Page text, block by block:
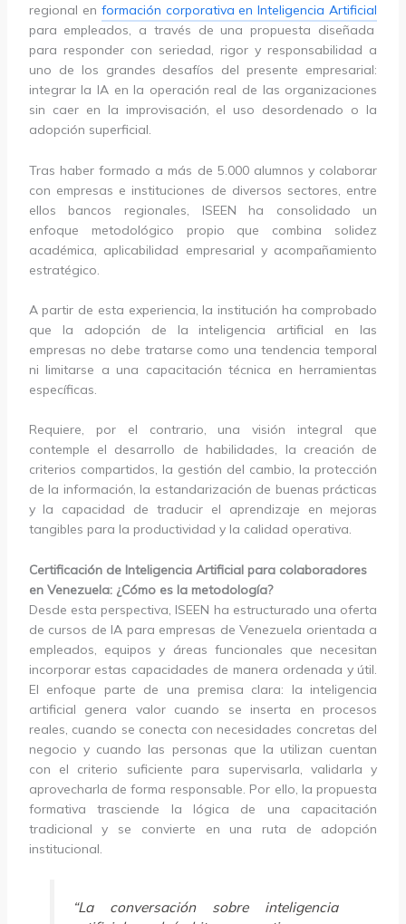
regional en formación corporativa en Inteligencia Artificial
para empleados, a través de una propuesta diseñada
para responder con seriedad, rigor y responsabilidad a
uno de los grandes desafíos del presente empresarial:
integrar la IA en la operación real de las organizaciones
sin caer en la improvisación, el uso desordenado o la
adopción superficial.
Tras haber formado a más de 5.000 alumnos y colaborar
con empresas e instituciones de diversos sectores, entre
ellos bancos regionales, ISEEN ha consolidado un
enfoque metodológico propio que combina solidez
académica, aplicabilidad empresarial y acompañamiento
estratégico.
A partir de esta experiencia, la institución ha comprobado
que la adopción de la inteligencia artificial en las
empresas no debe tratarse como una tendencia temporal
ni limitarse a una capacitación técnica en herramientas
específicas.
Requiere, por el contrario, una visión integral que
contemple el desarrollo de habilidades, la creación de
criterios compartidos, la gestión del cambio, la protección
de la información, la estandarización de buenas prácticas
y la capacidad de traducir el aprendizaje en mejoras
tangibles para la productividad y la calidad operativa.
Certificación de Inteligencia Artificial para colaboradores
en Venezuela: ¿Cómo es la metodología?
Desde esta perspectiva, ISEEN ha estructurado una oferta
de cursos de IA para empresas de Venezuela orientada a
empleados, equipos y áreas funcionales que necesitan
incorporar estas capacidades de manera ordenada y útil.
El enfoque parte de una premisa clara: la inteligencia
artificial genera valor cuando se inserta en procesos
reales, cuando se conecta con necesidades concretas del
negocio y cuando las personas que la utilizan cuentan
con el criterio suficiente para supervisarla, validarla y
aprovecharla de forma responsable. Por ello, la propuesta
formativa trasciende la lógica de una capacitación
tradicional y se convierte en una ruta de adopción
institucional.
“La conversación sobre inteligencia